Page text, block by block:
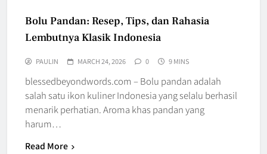
Bolu Pandan: Resep, Tips, dan Rahasia
Lembutnya Klasik Indonesia
PAULIN MARCH 24, 2026 0 9 MINS
blessedbeyondwords.com – Bolu pandan adalah
salah satu ikon kuliner Indonesia yang selalu berhasil
menarik perhatian. Aroma khas pandan yang
harum…
Read More